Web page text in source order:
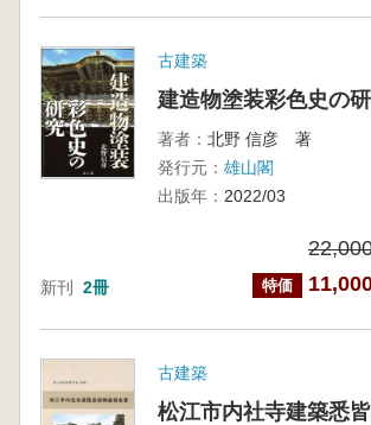
古建築
建造物塗装彩色史の
著者： 北野 信彦 著
発行元： 雄山閣
出版年： 2022/03
新刊 2冊 特価
古建築
松江市内社寺建築悉